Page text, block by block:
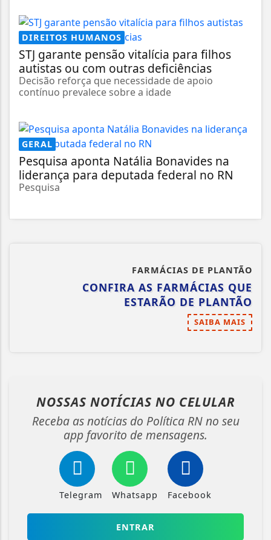
DIREITOS HUMANOS
STJ garante pensão vitalícia para filhos
autistas ou com outras deficiências
Decisão reforça que necessidade de apoio
contínuo prevalece sobre a idade
GERAL
Pesquisa aponta Natália Bonavides na
liderança para deputada federal no RN
Pesquisa
FARMÁCIAS DE PLANTÃO
CONFIRA AS FARMÁCIAS QUE
ESTARÃO DE PLANTÃO
SAIBA MAIS
NOSSAS NOTÍCIAS NO CELULAR
Receba as notícias do Política RN no seu
app favorito de mensagens.
Telegram Whatsapp Facebook
ENTRAR